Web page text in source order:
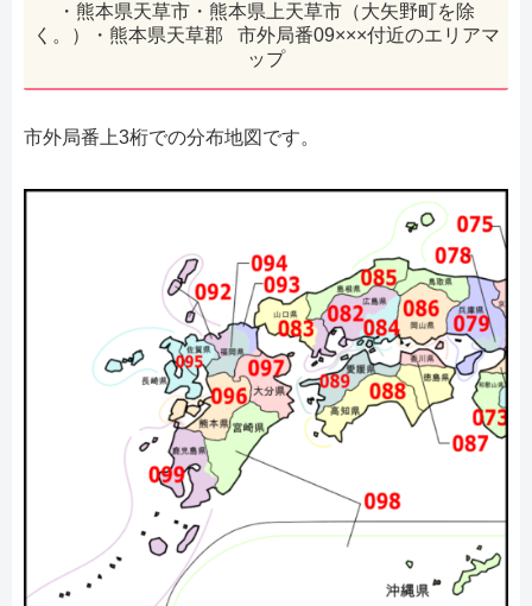
・熊本県天草市・熊本県上天草市（大矢野町を除
く。）・熊本県天草郡 市外局番09×××付近のエリアマ
ップ
市外局番上3桁での分布地図です。